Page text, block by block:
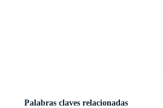
Palabras claves relacionadas